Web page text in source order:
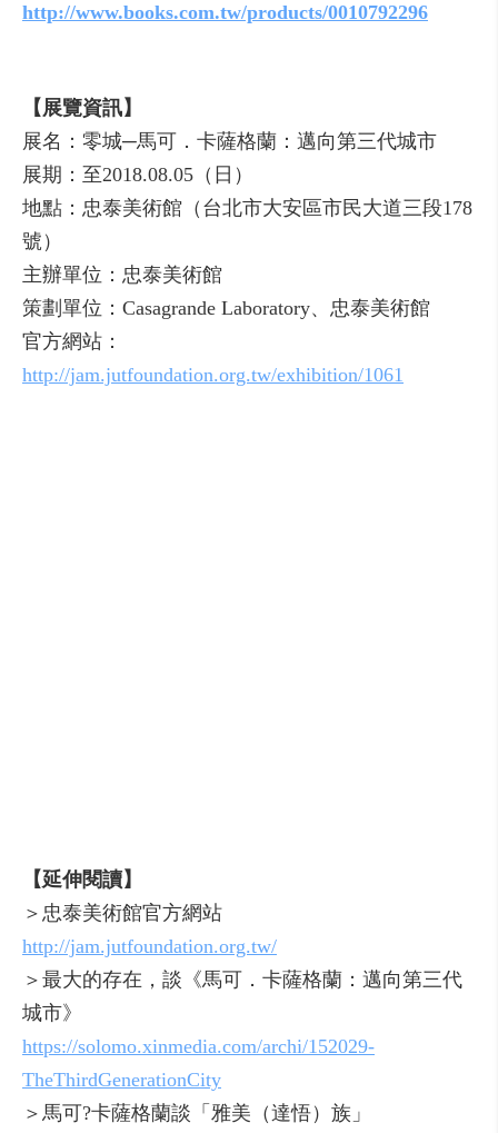
http://www.books.com.tw/products/0010792296
【展覽資訊】
展名：零城─馬可．卡薩格蘭：邁向第三代城市
展期：至2018.08.05（日）
地點：忠泰美術館（台北市大安區市民大道三段178
號）
主辦單位：忠泰美術館
策劃單位：Casagrande Laboratory、忠泰美術館
官方網站：
http://jam.jutfoundation.org.tw/exhibition/1061
【延伸閱讀】
＞忠泰美術館官方網站
http://jam.jutfoundation.org.tw/
＞最大的存在，談《馬可．卡薩格蘭：邁向第三代
城市》
https://solomo.xinmedia.com/archi/152029-
TheThirdGenerationCity
＞馬可?卡薩格蘭談「雅美（達悟）族」